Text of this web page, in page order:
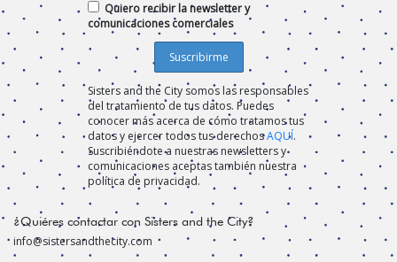
Quiero recibir la newsletter y
comunicaciones comerciales
Sisters and the City somos las responsables
del tratamiento de tus datos. Puedes
conocer más acerca de cómo tratamos tus
datos y ejercer todos tus derechosAQUÍ.
Suscribiéndote a nuestras newsletters y
comunicaciones aceptas también nuestra
política de privacidad.
¿Quiéres contactar con Sisters and the City?
info@sistersandthecity.com